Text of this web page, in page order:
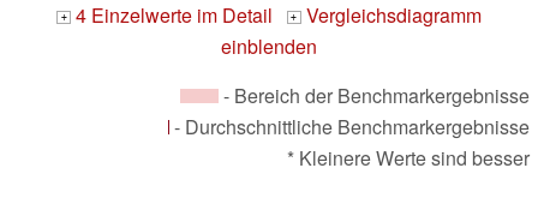
+ 4 Einzelwerte im Detail + Vergleichsdiagramm
einblenden
- Bereich der Benchmarkergebnisse
- Durchschnittliche Benchmarkergebnisse
* Kleinere Werte sind besser